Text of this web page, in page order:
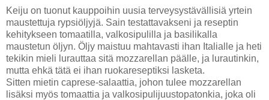
Keiju on tuonut kauppoihin uusia terveysystävällisiä yrtein
maustettuja rypsiöljyjä. Sain testattavakseni ja reseptin
kehitykseen tomaatilla, valkosipulilla ja basilikalla
maustetun öljyn. Öljy maistuu mahtavasti ihan Italialle ja heti
tekikin mieli lurauttaa sitä mozzarellan päälle, ja lurautinkin,
mutta ehkä tätä ei ihan ruokareseptiksi lasketa.
Sitten mietin caprese-salaattia, johon tulee mozzarellan
lisäksi myös tomaattia ja valkosipulijuustopatonkia, joka oli